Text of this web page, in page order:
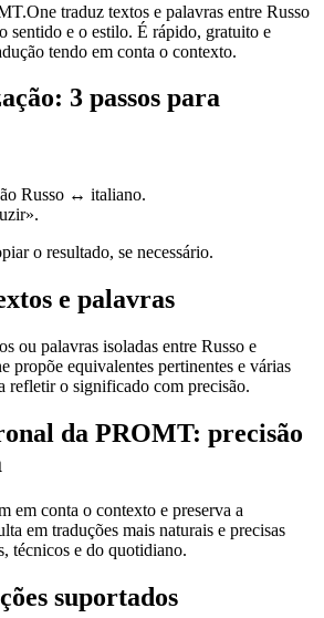
traduz textos e palavras entre Russo
sentido e o estilo. É rápido, gratuito e
tendo em conta o contexto.
3 passos para
Russo ↔ italiano.
o resultado, se necessário.
e palavras
ou palavras isoladas entre Russo e
propõe equivalentes pertinentes e várias
refletir o significado com precisão.
da PROMT: precisão
conta o contexto e preserva a
em traduções mais naturais e precisas
técnicos e do quotidiano.
suportados